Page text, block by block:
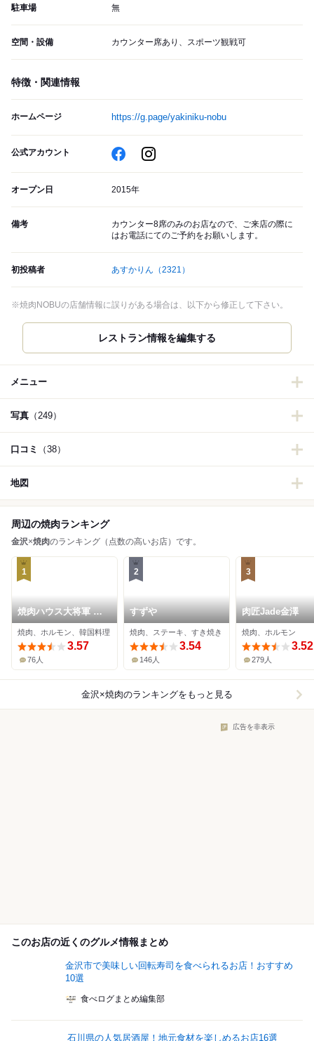
駐車場 無
空間・設備 カウンター席あり、スポーツ観戦可
特徴・関連情報
ホームページ https://g.page/yakiniku-nobu
公式アカウント
オープン日 2015年
備考
カウンター8席のみのお店なので、ご来店の際に
はお電話にてのご予約をお願いします。
初投稿者 あすかりん （2321）
※焼肉NOBUの店舗情報に誤りがある場合は、以下から修正して下さい。
レストラン情報を編集する
メニュー
写真 （249）
口コミ （38）
地図
周辺の焼肉ランキング
金沢×焼肉のランキング（点数の高いお店）です。
1
焼肉ハウス大将軍 金
沢店
焼肉、ホルモン、韓国料理
3.57
76人
2
すずや
焼肉、ステーキ、すき焼き
3.54
146人
3
肉匠Jade金澤
焼肉、ホルモン
3.52
279人
金沢×焼肉のランキングをもっと見る
広告を非表示
このお店の近くのグルメ情報まとめ
金沢市で美味しい回転寿司を食べられるお店！おすすめ
10選
食べログまとめ編集部
石川県の人気居酒屋！地元食材を楽しめるお店16選